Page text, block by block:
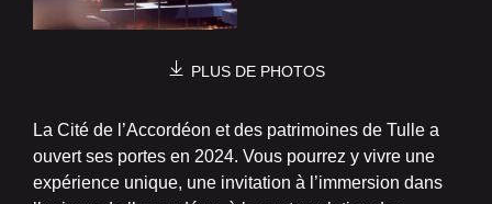
PLUS DE PHOTOS
La Cité de l’Accordéon et des patrimoines de Tulle a
ouvert ses portes en 2024. Vous pourrez y vivre une
expérience unique, une invitation à l’immersion dans